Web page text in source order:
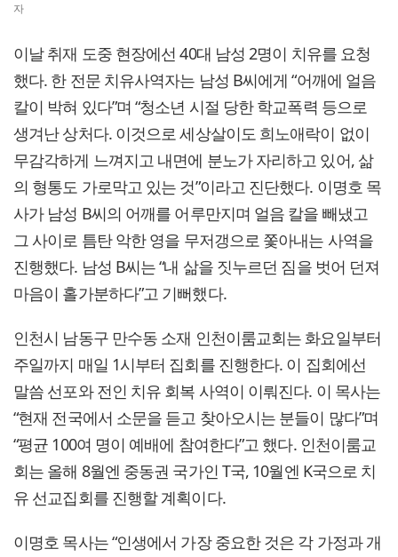
자
이날 취재 도중 현장에선 40대 남성 2명이 치유를 요청
했다. 한 전문 치유사역자는 남성 B씨에게 “어깨에 얼음
칼이 박혀 있다”며 “청소년 시절 당한 학교폭력 등으로
생겨난 상처다. 이것으로 세상살이도 희노애락이 없이
무감각하게 느껴지고 내면에 분노가 자리하고 있어, 삶
의 형통도 가로막고 있는 것”이라고 진단했다. 이명호 목
사가 남성 B씨의 어깨를 어루만지며 얼음 칼을 빼냈고
그 사이로 틈탄 악한 영을 무저갱으로 쫓아내는 사역을
진행했다. 남성 B씨는 “내 삶을 짓누르던 짐을 벗어 던져
마음이 홀가분하다”고 기뻐했다.
인천시 남동구 만수동 소재 인천이룸교회는 화요일부터
주일까지 매일 1시부터 집회를 진행한다. 이 집회에선
말씀 선포와 전인 치유 회복 사역이 이뤄진다. 이 목사는
“현재 전국에서 소문을 듣고 찾아오시는 분들이 많다”며
“평균 100여 명이 예배에 참여한다”고 했다. 인천이룸교
회는 올해 8월엔 중동권 국가인 T국, 10월엔 K국으로 치
유 선교집회를 진행할 계획이다.
이명호 목사는 “인생에서 가장 중요한 것은 각 가정과 개